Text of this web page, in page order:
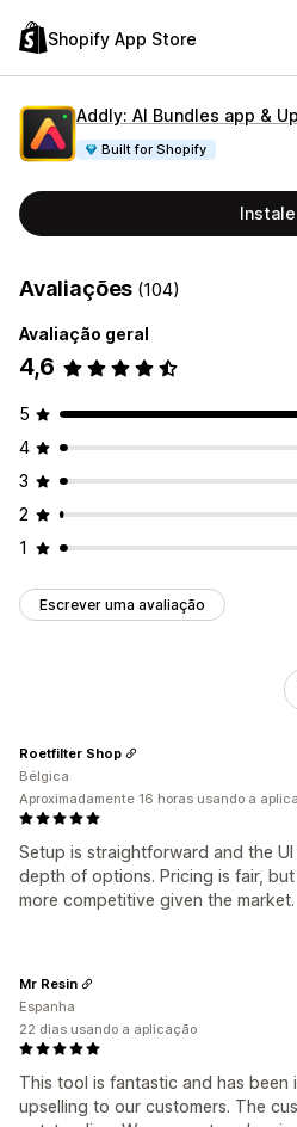
Shopify App Store
Addly: AI Bundles app &
Built for Shopify
Instale
Avaliações (104)
Avaliação geral
4,6
5
4
3
2
1
Escrever uma avaliação
Setup is straightforward and the
depth of options. Pricing is fair,
more competitive given the market.
Roetfilter Shop
Bélgica
Aproximadamente 16 horas usando a
This tool is fantastic and has been
upselling to our customers. The
Mr Resin
Espanha
22 dias usando a aplicação